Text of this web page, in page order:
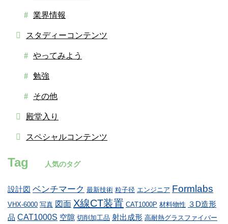
業界情報
スタディーコンテンツ
やってみよう
勉強
その他
殿堂入り
スペシャルコンテンツ
Tag 人気のタグ
設計図 ベンチマーク 最新技術 粒子径 エンジニア Formlabs
VHX-6000 写真 図面 X線CT装置 CAT1000P 材料物性 ３D造形
品 CAT1000S 空隙 切削加工品 射出成形 高耐熱グラスファイバー